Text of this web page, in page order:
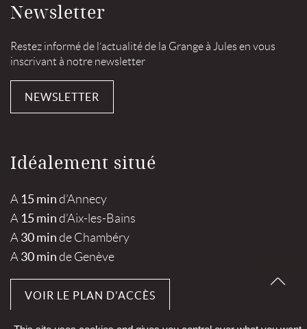
Newsletter
Restez informé de l’actualité de la Grange à Jules en vous
inscrivant à notre newsletter
NEWSLETTER
Idéalement situé
A 15 min d’Annecy
A 15 min d’Aix-les-Bains
A 30 min de Chambéry
A 30 min de Genève
VOIR LE PLAN D'ACCÈS